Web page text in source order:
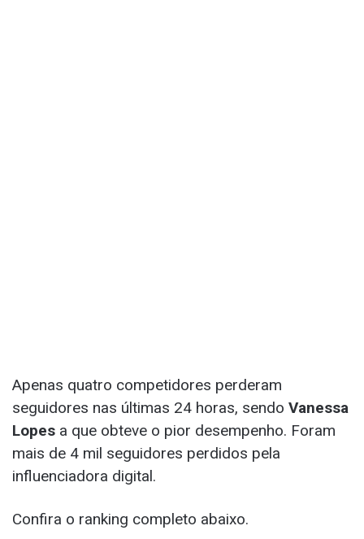
Apenas quatro competidores perderam
seguidores nas últimas 24 horas, sendo Vanessa
Lopes a que obteve o pior desempenho. Foram
mais de 4 mil seguidores perdidos pela
influenciadora digital.
Confira o ranking completo abaixo.